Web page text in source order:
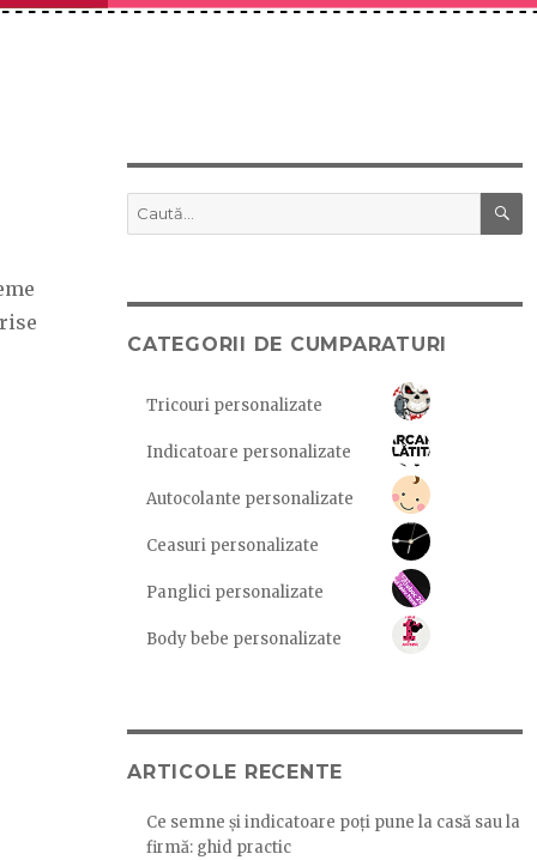
Caută
după:
CATEGORII DE CUMPARATURI
Tricouri personalizate
Indicatoare personalizate
Autocolante personalizate
Ceasuri personalizate
Panglici personalizate
Body bebe personalizate
ARTICOLE RECENTE
Ce semne și indicatoare poți pune la casă sau la
firmă: ghid practic